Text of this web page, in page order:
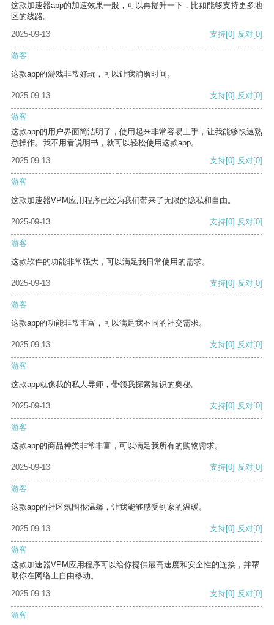
这款加速器app的加速效果一般，可以再提升一下，比如能够支持更多地
区的线路。
2025-09-13
支持[0] 反对[0]
游客
这款app的游戏非常好玩，可以让我消磨时间。
2025-09-13 支持[0] 反对[0]
游客
这款app的用户界面简洁明了，使用起来非常容易上手，让我能够快速熟
悉操作。我不用看说明书，就可以轻松使用这款app。
2025-09-13
支持[0] 反对[0]
游客
这款加速器VPM应用程序已经为我们带来了无限的隐私和自由。
2025-09-13 支持[0] 反对[0]
游客
这款软件的功能非常强大，可以满足我日常使用的需求。
2025-09-13 支持[0] 反对[0]
游客
这款app的功能非常丰富，可以满足我不同的社交需求。
2025-09-13 支持[0] 反对[0]
游客
这款app就像我的私人导师，带领我探索知识的奥秘。
2025-09-13 支持[0] 反对[0]
游客
这款app的商品种类非常丰富，可以满足我所有的购物需求。
2025-09-13 支持[0] 反对[0]
游客
这款app的社区氛围很温馨，让我能够感受到家的温暖。
2025-09-13 支持[0] 反对[0]
游客
这款加速器VPM应用程序可以给你提供最高速度和安全性的连接，并帮
助你在网络上自由移动。
2025-09-13
支持[0] 反对[0]
游客